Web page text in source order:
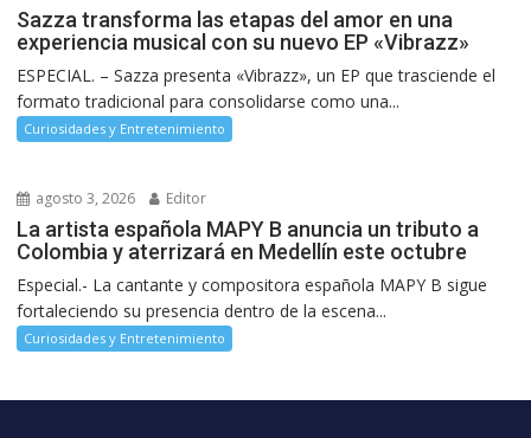
Sazza transforma las etapas del amor en una
experiencia musical con su nuevo EP «Vibrazz»
ESPECIAL. – Sazza presenta «Vibrazz», un EP que trasciende el
formato tradicional para consolidarse como una...
Curiosidades y Entretenimiento
agosto 3, 2026 Editor
La artista española MAPY B anuncia un tributo a
Colombia y aterrizará en Medellín este octubre
Especial.- La cantante y compositora española MAPY B sigue
fortaleciendo su presencia dentro de la escena...
Curiosidades y Entretenimiento